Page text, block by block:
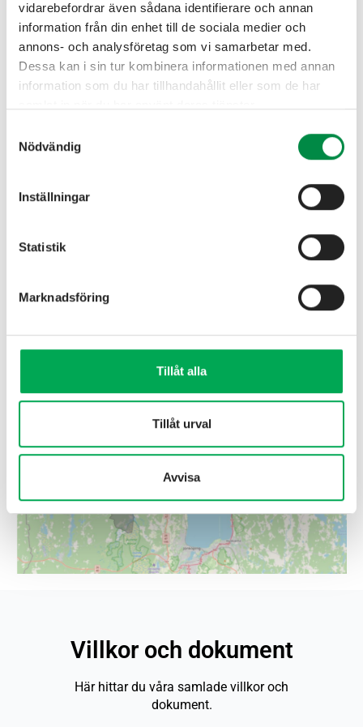
vidarebefordrar även sådana identifierare och annan
information från din enhet till de sociala medier och
annons- och analysföretag som vi samarbetar med.
Dessa kan i sin tur kombinera informationen med annan
information som du har tillhandahållit eller som de har
Nödvändig
Inställningar
Statistik
Marknadsföring
Tillåt alla
Tillåt urval
Avvisa
Samråd nätutvecklingsplan
För att säkerställa att vi planerar och bygger elnätet för
framtida behov gör vi regelbundet en nätutvecklingsplan.
Villkor och dokument
Här hittar du våra samlade villkor och
dokument.